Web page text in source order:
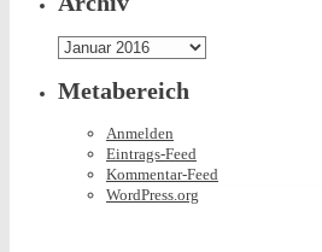
so
gibt
Archiv
Metabereich
Anmelden
Eintrags-Feed
Kommentar-Feed
WordPress.org